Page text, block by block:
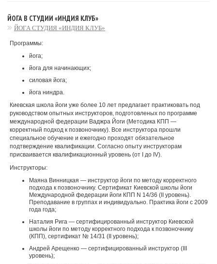
ЙОГА В СТУДИИ «ИНДИЯ КЛУБ»
ЙОГА СТУДИЯ «ИНДИЯ КЛУБ»
Программы:
йога;
йога для начинающих;
силовая йога;
йога ниндра.
Киевская школа йоги уже более 10 лет предлагает практиковать под
руководством опытных инструкторов, подготовленых по программе
международной федерации Ваджра Йоги (Методика КПП —
корректный подход к позвоночнику). Все инструктора прошли
специальное обучение и ежегодно проходят обязательное
подтверждение квалификации. Согласно опыту инструкторам
присваивается квалификационный уровень (от I до IV).
Инструкторы:
Маяна Винницкая — инструктор йоги по методу корректного
подхода к позвоночнику. Сертификат Киевской школы йоги
Международной федерации йоги КПП N 14/36 (II уровень).
Преподавание в группах и индивидуально. Практика йоги с 2009
года года;
Наталия Рига — сертифицированный инструктор Киевской
школы йоги по методу корректного подхода к позвоночнику
(КПП), сертификат № 14/31 (II уровень);
Андрей Арещенко — сертифицированный инструктор (III
уровень);